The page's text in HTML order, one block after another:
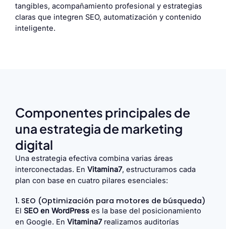
tangibles, acompañamiento profesional y estrategias
claras que integren SEO, automatización y contenido
inteligente.
Componentes principales de
una estrategia de marketing
digital
Una estrategia efectiva combina varias áreas
interconectadas. En Vitamina7, estructuramos cada
plan con base en cuatro pilares esenciales:
1. SEO (Optimización para motores de búsqueda)
El SEO en WordPress es la base del posicionamiento
en Google. En Vitamina7realizamos auditorías